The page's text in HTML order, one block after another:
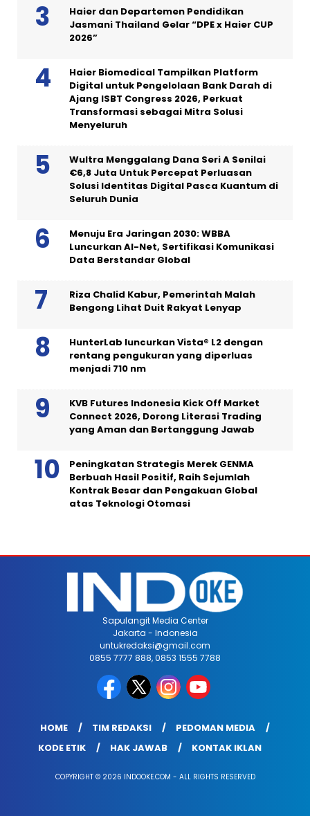
Haier dan Departemen Pendidikan
Jasmani Thailand Gelar “DPE x Haier CUP
2026”
Haier Biomedical Tampilkan Platform
Digital untuk Pengelolaan Bank Darah di
Ajang ISBT Congress 2026, Perkuat
Transformasi sebagai Mitra Solusi
Menyeluruh
Wultra Menggalang Dana Seri A Senilai
€6,8 Juta Untuk Percepat Perluasan
Solusi Identitas Digital Pasca Kuantum di
Seluruh Dunia
Menuju Era Jaringan 2030: WBBA
Luncurkan AI-Net, Sertifikasi Komunikasi
Data Berstandar Global
Riza Chalid Kabur, Pemerintah Malah
Bengong Lihat Duit Rakyat Lenyap
HunterLab luncurkan Vista® L2 dengan
rentang pengukuran yang diperluas
menjadi 710 nm
KVB Futures Indonesia Kick Off Market
Connect 2026, Dorong Literasi Trading
yang Aman dan Bertanggung Jawab
Peningkatan Strategis Merek GENMA
Berbuah Hasil Positif, Raih Sejumlah
Kontrak Besar dan Pengakuan Global
atas Teknologi Otomasi
Sapulangit Media Center
Jakarta - Indonesia
untukredaksi@gmail.com
0855 7777 888, 0853 1555 7788
HOME TIM REDAKSI
PEDOMAN MEDIA
KODE ETIK
HAK JAWAB KONTAK IKLAN
COPYRIGHT © 2026 INDOOKE.COM - ALL RIGHTS RESERVED